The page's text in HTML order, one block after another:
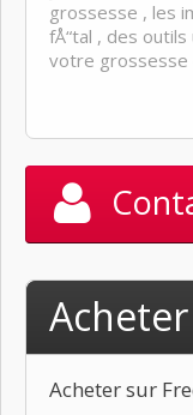
grossesse , les
fÅ“tal , des
votre grossesse
Acheter sur